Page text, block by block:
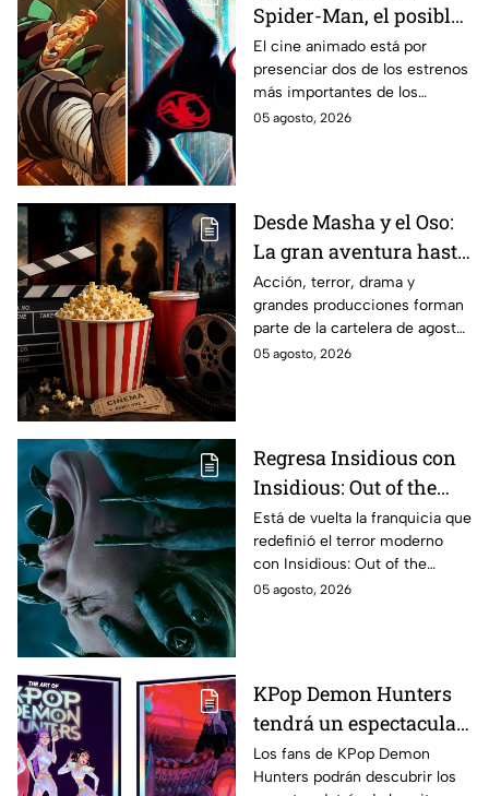
Spider-Man, el posible
gran enfrentamiento
en taquilla del 2027
El cine animado está por
presenciar dos de los estrenos
más importantes de los
últimos años.
05 agosto, 2026
Desde Masha y el Oso:
La gran aventura hasta
El Final de la Calle Oak
con Anne Hathaway.
Esta es la lista
completa de los
México
Acción, terror, drama y
grandes producciones forman
parte de la cartelera de agosto
en México.
05 agosto, 2026
Regresa Insidious con
Insidious: Out of the
Further; esto revela el
aterrador primer tráiler
Está de vuelta la franquicia que
redefinió el terror moderno
con Insidious: Out of the
Further. Te contamos todo lo
05 agosto, 2026
KPop Demon Hunters
tendrá un espectacular
libro de arte con más de
500 ilustraciones
Los fans de KPop Demon
Hunters podrán descubrir los